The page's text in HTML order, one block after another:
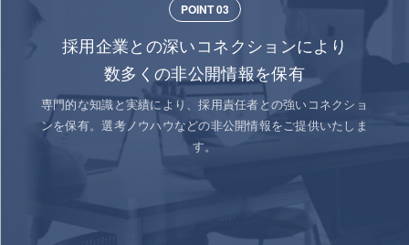
POINT 03
採用企業との深いコネクションにより
数多くの非公開情報を保有
専門的な知識と実績により、採用責任者との強いコネクショ
ンを保有。選考ノウハウなどの非公開情報をご提供いたしま
す。